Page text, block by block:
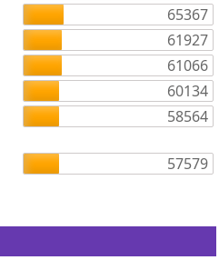
65367
61927
61066
60134
58564
57579